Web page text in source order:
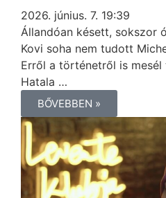
2026. június. 7. 19:39
Állandóan késett, sokszor
Kovi soha nem tudott
Erről a történetről is
Hatala …
BŐVEBBEN »